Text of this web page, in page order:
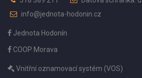
info@jednota-hodonin.cz
Jednota Hodonín
COOP Morava
Vnitřní oznamovací systém (VOS)